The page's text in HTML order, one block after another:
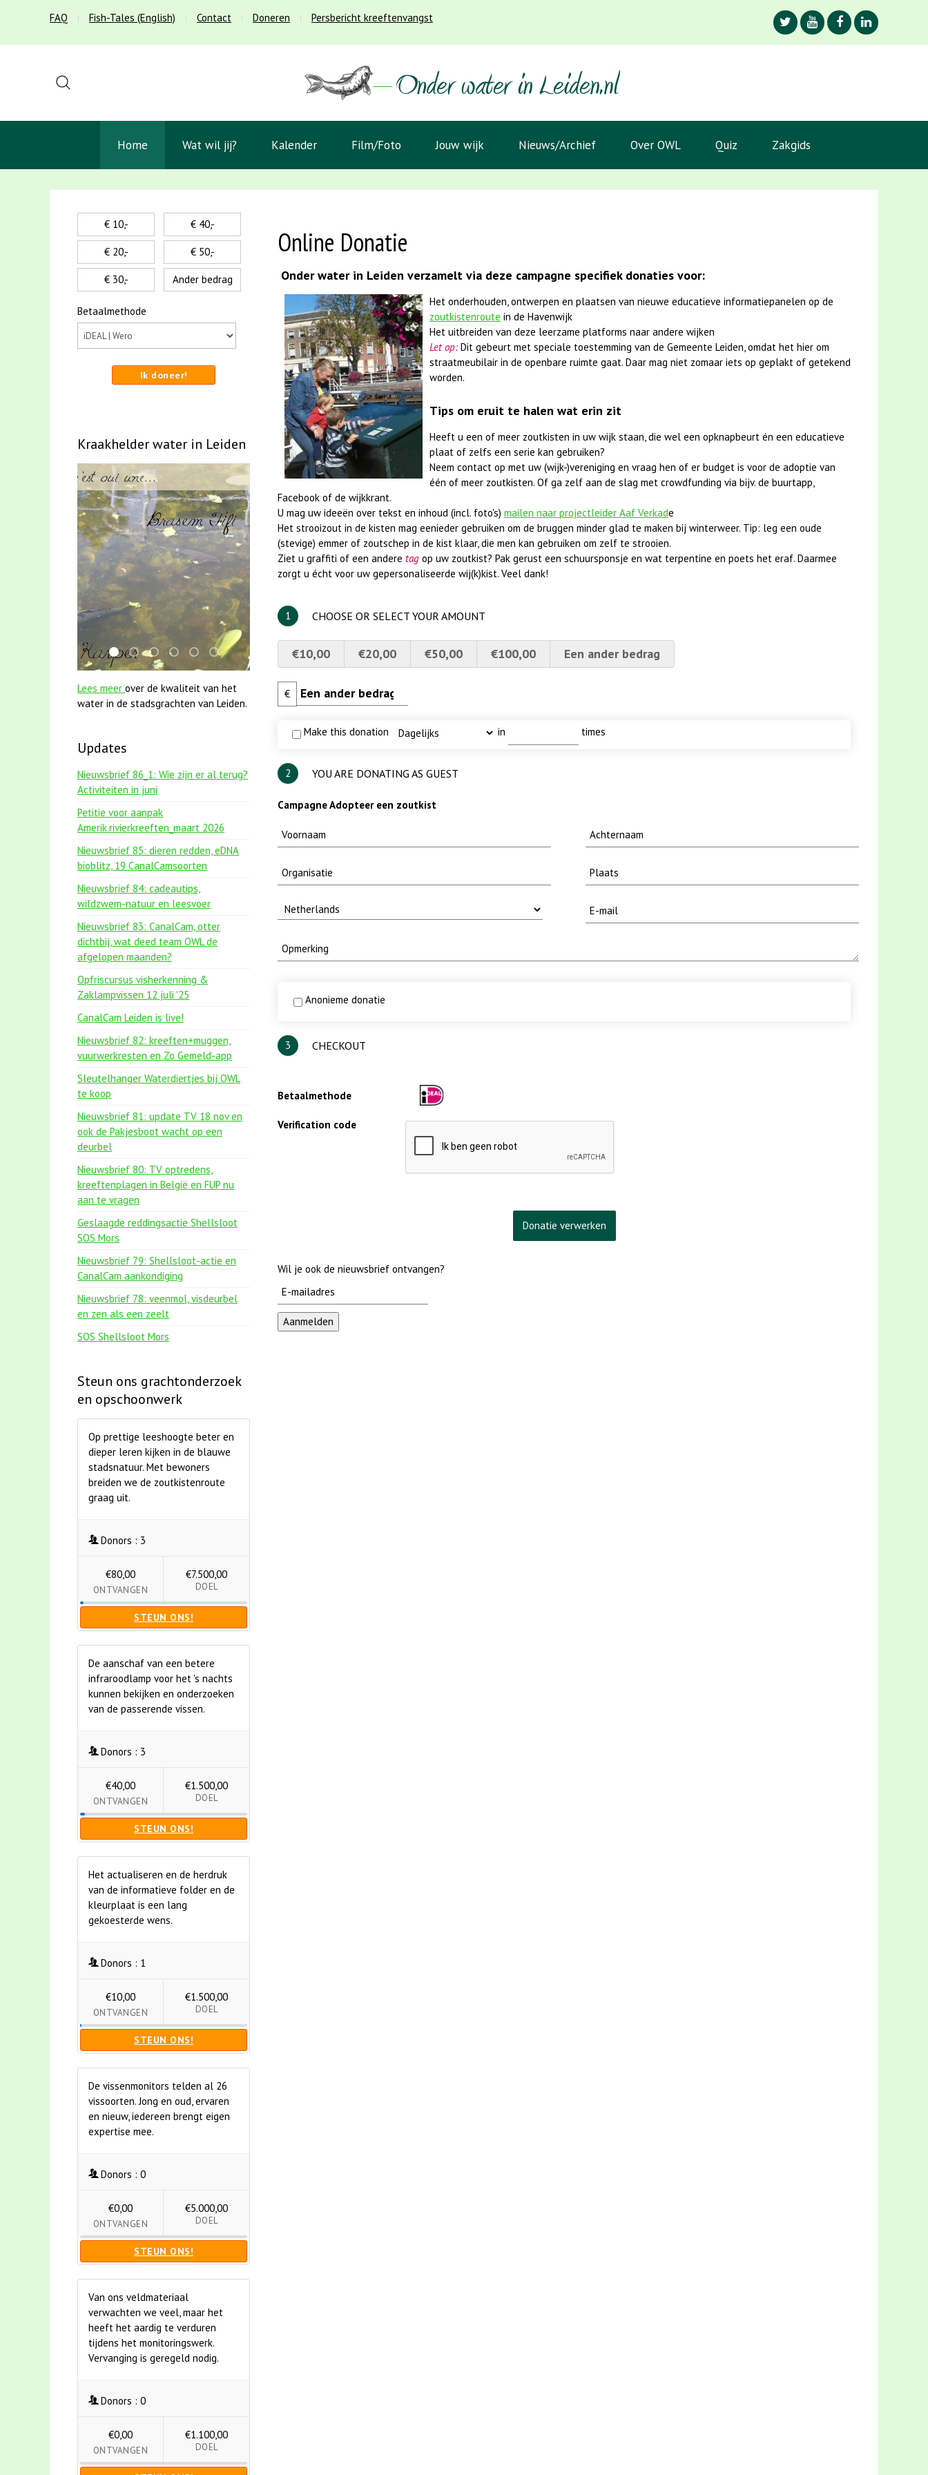
FAQ Fish-Tales (English) Contact Doneren Persbericht kreeftenvangst
Home Wat wil jij? Kalender Film/Foto Jouw wijk Nieuws/Archief Over OWL Quiz Zakgids
Online Donatie
Onder water in Leiden verzamelt via deze campagne specifiek donaties voor:
Het onderhouden, ontwerpen en plaatsen van nieuwe educatieve informatiepanelen op de
zoutkistenroute in de Havenwijk
Het uitbreiden van deze leerzame platforms naar andere wijken
Let op:Dit gebeurt met speciale toestemming van de Gemeente Leiden, omdat het hier om
straatmeubilair in de openbare ruimte gaat. Daar mag niet zomaar iets op geplakt of getekend
worden.
Tips om eruit te halen wat erin zit
Heeft u een of meer zoutkisten in uw wijk staan, die wel een opknapbeurt én een educatieve
plaat of zelfs een serie kan gebruiken?
Neem contact op met uw (wijk-)vereniging en vraag hen of er budget is voor de adoptie van
één of meer zoutkisten. Of ga zelf aan de slag met crowdfunding via bijv. de buurtapp,
Facebook of de wijkkrant.
U mag uw ideeën over tekst en inhoud (incl. foto's) mailen naar projectleider Aaf Verkade
Het strooizout in de kisten mag eenieder gebruiken om de bruggen minder glad te maken bij winterweer. Tip: leg een oude
(stevige) emmer of zoutschep in de kist klaar, die men kan gebruiken om zelf te strooien.
Ziet u graffiti of een andere tag op uw zoutkist? Pak gerust een schuursponsje en wat terpentine en poets het eraf. Daarmee
zorgt u écht voor uw gepersonaliseerde wij(k)kist. Veel dank!
1 CHOOSE OR SELECT YOUR AMOUNT
€10,00 €20,00 €50,00 €100,00 Een ander bedrag
€
Make this donation in times
2 YOU ARE DONATING AS GUEST
Campagne Adopteer een zoutkist
Anonieme donatie
3 CHECKOUT
Betaalmethode
Verification code
Wil je ook de nieuwsbrief ontvangen?
€ 10,-
€ 20,-
€ 30,-
€ 40,-
€ 50,-
Ander bedrag
Betaalmethode
Ik doneer!
Kraakhelder water in Leiden
smoelenboek fifi en karper nieuwsbrief-
jun2021 28 brasem en rietvoorns 4a verscherpt
mei2021 1 snoekje elly
jun2021 zaklv 5 snoekje MOOI
mei2021 watervogelmethode fuut met baars
karper met kattenklimtouw
Lees meer over de kwaliteit van het
water in de stadsgrachten van Leiden.
Updates
Nieuwsbrief 86_1: Wie zijn er al terug?
Activiteiten in juni
Petitie voor aanpak
Amerik.rivierkreeften_maart 2026
Nieuwsbrief 85: dieren redden, eDNA
bioblitz, 19 CanalCamsoorten
Nieuwsbrief 84: cadeautips,
wildzwem-natuur en leesvoer
Nieuwsbrief 83: CanalCam, otter
dichtbij, wat deed team OWL de
afgelopen maanden?
Opfriscursus visherkenning &
Zaklampvissen 12 juli '25
CanalCam Leiden is live!
Nieuwsbrief 82: kreeften+muggen,
vuurwerkresten en Zo Gemeld-app
Sleutelhanger Waterdiertjes bij OWL
te koop
Nieuwsbrief 81: update TV 18 nov en
ook de Pakjesboot wacht op een
deurbel
Nieuwsbrief 80: TV optredens,
kreeftenplagen in België en FUP nu
aan te vragen
Geslaagde reddingsactie Shellsloot
SOS Mors
Nieuwsbrief 79: Shellsloot-actie en
CanalCam aankondiging
Nieuwsbrief 78: veenmol, visdeurbel
en zen als een zeelt
SOS Shellsloot Mors
Steun ons grachtonderzoek
en opschoonwerk
Op prettige leeshoogte beter en
dieper leren kijken in de blauwe
stadsnatuur. Met bewoners
breiden we de zoutkistenroute
graag uit.
Donors : 3
€80,00
ONTVANGEN
€7.500,00
DOEL
STEUN ONS!
De aanschaf van een betere
infraroodlamp voor het 's nachts
kunnen bekijken en onderzoeken
van de passerende vissen.
Donors : 3
€40,00
ONTVANGEN
€1.500,00
DOEL
STEUN ONS!
Het actualiseren en de herdruk
van de informatieve folder en de
kleurplaat is een lang
gekoesterde wens.
Donors : 1
€10,00
ONTVANGEN
€1.500,00
DOEL
STEUN ONS!
De vissenmonitors telden al 26
vissoorten. Jong en oud, ervaren
en nieuw, iedereen brengt eigen
expertise mee.
Donors : 0
€0,00
ONTVANGEN
€5.000,00
DOEL
STEUN ONS!
Van ons veldmateriaal
verwachten we veel, maar het
heeft het aardig te verduren
tijdens het monitoringswerk.
Vervanging is geregeld nodig.
Donors : 0
€0,00
ONTVANGEN
€1.100,00
DOEL